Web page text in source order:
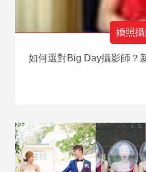
婚照
如何選對Big Day攝影師？